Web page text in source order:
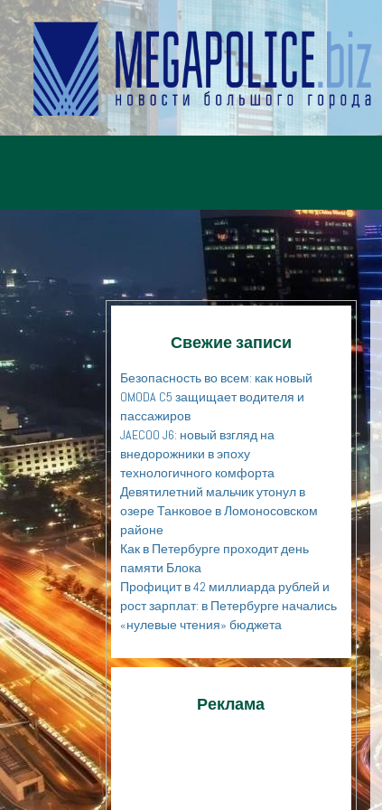
Свежие записи
Безопасность во всем: как новый
OMODA C5 защищает водителя и
пассажиров
JAECOO J6: новый взгляд на
внедорожники в эпоху
технологичного комфорта
Девятилетний мальчик утонул в
озере Танковое в Ломоносовском
районе
Как в Петербурге проходит день
памяти Блока
Профицит в 42 миллиарда рублей и
рост зарплат: в Петербурге начались
«нулевые чтения» бюджета
Реклама